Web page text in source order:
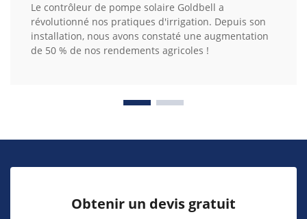
Le contrôleur de pompe solaire Goldbell a
révolutionné nos pratiques d'irrigation. Depuis son
installation, nous avons constaté une augmentation
de 50 % de nos rendements agricoles !
Obtenir un devis gratuit